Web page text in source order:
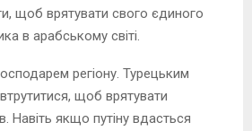
щоб врятувати свого єдиного
в арабському світі.
регіону. Турецьким
щоб врятувати
Навіть якщо путіну вдасться